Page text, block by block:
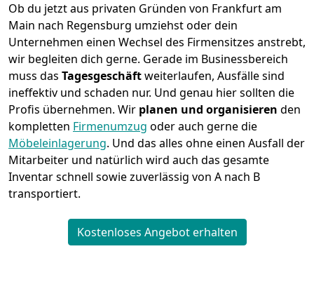
Ob du jetzt aus privaten Gründen von Frankfurt am
Main nach Regensburg umziehst oder dein
Unternehmen einen Wechsel des Firmensitzes anstrebt,
wir begleiten dich gerne. Gerade im Businessbereich
muss das Tagesgeschäftweiterlaufen, Ausfälle sind
ineffektiv und schaden nur. Und genau hier sollten die
Profis übernehmen. Wir planen und organisieren den
kompletten Firmenumzug oder auch gerne die
Möbeleinlagerung. Und das alles ohne einen Ausfall der
Mitarbeiter und natürlich wird auch das gesamte
Inventar schnell sowie zuverlässig von A nach B
transportiert.
Kostenloses Angebot erhalten